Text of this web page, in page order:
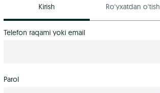
Kirish Ro‘yxatdan o‘tish
Telefon raqami yoki email
Parol